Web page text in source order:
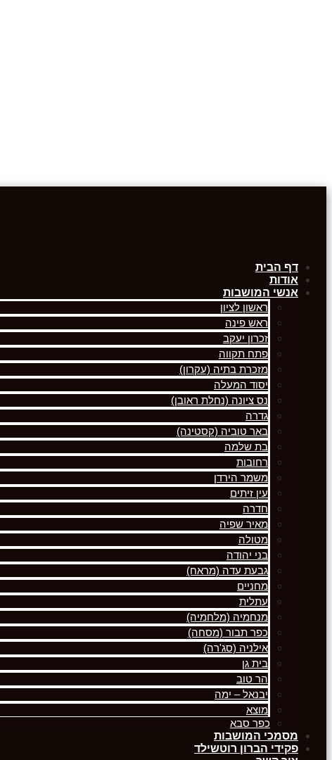
דף הבית
אודות
אנשי המושבות
ראשון לציון
ראש פינה
זכרון יעקב
פתח תקווה
מזכרת בתיה (עקרון)
יסוד המעלה
נס ציונה (נחלת ראובן)
גדרה
באר טוביה (קסטינה)
בת שלמה
רחובות
משמר הירדן
עין זיתים
חדרה
מאיר שפיה
מטולה
בני יהודה
גבעת עדה (מראח)
מחניים
עתלית
מנחמיה (מלחמיה)
כפר תבור (מסחה)
אילניה (סג'רה)
בית גן
הר טוב
יבנאל – ימה
מוצא
כפר סבא
מסמכי המושבות
פקידי הברון רוטשילד